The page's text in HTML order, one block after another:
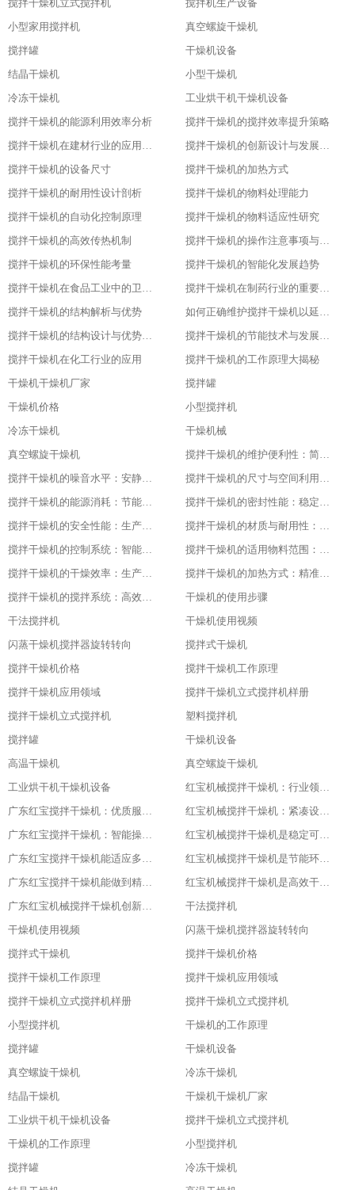
搅拌干燥机立式搅拌机
搅拌机生产设备
小型家用搅拌机
真空螺旋干燥机
搅拌罐
干燥机设备
结晶干燥机
小型干燥机
冷冻干燥机
工业烘干机干燥机设备
搅拌干燥机的能源利用效率分析
搅拌干燥机的搅拌效率提升策略
搅拌干燥机在建材行业的应用特点
搅拌干燥机的创新设计与发展历程
搅拌干燥机的设备尺寸
搅拌干燥机的加热方式
搅拌干燥机的耐用性设计剖析
搅拌干燥机的物料处理能力
搅拌干燥机的自动化控制原理
搅拌干燥机的物料适应性研究
搅拌干燥机的高效传热机制
搅拌干燥机的操作注意事项与安全保障
搅拌干燥机的环保性能考量
搅拌干燥机的智能化发展趋势
搅拌干燥机在食品工业中的卫生设计
搅拌干燥机在制药行业的重要应用
搅拌干燥机的结构解析与优势
如何正确维护搅拌干燥机以延长其使用寿命
搅拌干燥机的结构设计与优势分析
搅拌干燥机的节能技术与发展趋势
搅拌干燥机在化工行业的应用
搅拌干燥机的工作原理大揭秘
干燥机干燥机厂家
搅拌罐
干燥机价格
小型搅拌机
冷冻干燥机
干燥机械
真空螺旋干燥机
搅拌干燥机的维护便利性：简单易操作
搅拌干燥机的噪音水平：安静的工作环境
搅拌干燥机的尺寸与空间利用：灵活适应不同场地
搅拌干燥机的能源消耗：节能与高效的平衡
搅拌干燥机的密封性能：稳定干燥的关键
搅拌干燥机的安全性能：生产中的首要保障
搅拌干燥机的材质与耐用性：品质的坚实基础
搅拌干燥机的控制系统：智能化的操作体验
搅拌干燥机的适用物料范围：广泛的适应性
搅拌干燥机的干燥效率：生产效益的保障
搅拌干燥机的加热方式：精准控温的关键
搅拌干燥机的搅拌系统：高效混合的核心
干燥机的使用步骤
干法搅拌机
干燥机使用视频
闪蒸干燥机搅拌器旋转转向
搅拌式干燥机
搅拌干燥机价格
搅拌干燥机工作原理
搅拌干燥机应用领域
搅拌干燥机立式搅拌机样册
搅拌干燥机立式搅拌机
塑料搅拌机
搅拌罐
干燥机设备
高温干燥机
真空螺旋干燥机
工业烘干机干燥机设备
红宝机械搅拌干燥机：行业领先，值得信赖
广东红宝搅拌干燥机：优质服务，全程保障
红宝机械搅拌干燥机：紧凑设计，节省空间
广东红宝搅拌干燥机：智能操作，便捷高效
红宝机械搅拌干燥机是稳定可靠的伙伴
广东红宝搅拌干燥机能适应多种物料
红宝机械搅拌干燥机是节能环保新选择
广东红宝搅拌干燥机能做到精准控制，卓越品质
红宝机械搅拌干燥机是高效干燥的利器
广东红宝机械搅拌干燥机创新引领未来
干法搅拌机
干燥机使用视频
闪蒸干燥机搅拌器旋转转向
搅拌式干燥机
搅拌干燥机价格
搅拌干燥机工作原理
搅拌干燥机应用领域
搅拌干燥机立式搅拌机样册
搅拌干燥机立式搅拌机
小型搅拌机
干燥机的工作原理
搅拌罐
干燥机设备
真空螺旋干燥机
冷冻干燥机
结晶干燥机
干燥机干燥机厂家
工业烘干机干燥机设备
搅拌干燥机立式搅拌机
干燥机的工作原理
小型搅拌机
搅拌罐
冷冻干燥机